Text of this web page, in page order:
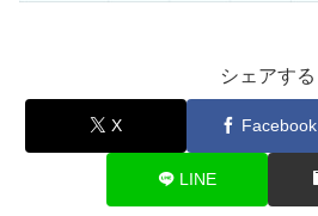
シェアする
X Facebook
LINE